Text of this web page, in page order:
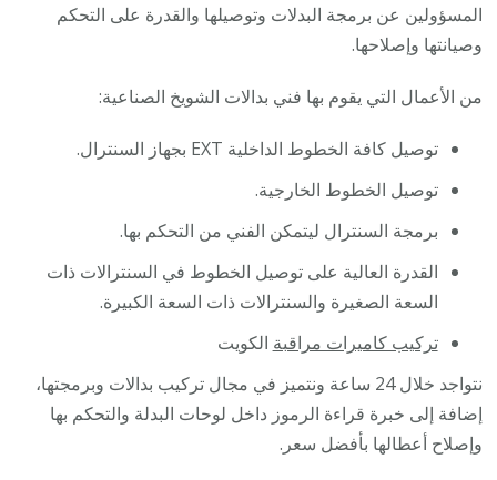
المسؤولين عن برمجة البدلات وتوصيلها والقدرة على التحكم
وصيانتها وإصلاحها.
من الأعمال التي يقوم بها فني بدالات الشويخ الصناعية:
توصيل كافة الخطوط الداخلية EXT بجهاز السنترال.
توصيل الخطوط الخارجية.
برمجة السنترال ليتمكن الفني من التحكم بها.
القدرة العالية على توصيل الخطوط في السنترالات ذات
السعة الصغيرة والسنترالات ذات السعة الكبيرة.
تركيب كاميرات مراقبة الكويت
نتواجد خلال 24 ساعة ونتميز في مجال تركيب بدالات وبرمجتها،
إضافة إلى خبرة قراءة الرموز داخل لوحات البدلة والتحكم بها
وإصلاح أعطالها بأفضل سعر.